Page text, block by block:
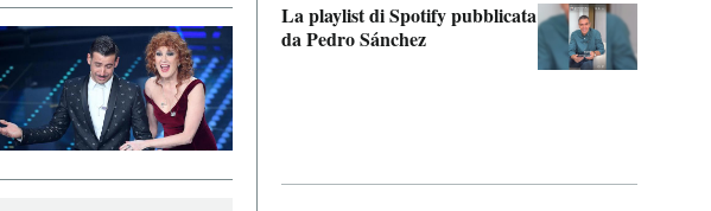
La playlist di Spotify pubblicata
da Pedro Sánchez